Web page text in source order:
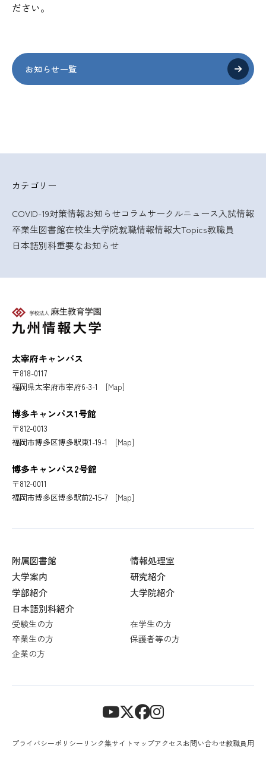
ださい。
お知らせ一覧
カテゴリー
COVID-19対策情報お知らせコラムサークルニュース入試情報
卒業生図書館在校生大学院就職情報情報大Topics教職員
日本語別科重要なお知らせ
太宰府キャンパス
〒818-0117
福岡県太宰府市宰府6-3-1 [Map]
博多キャンパス1号館
〒812-0013
福岡市博多区博多駅東1-19-1 [Map]
博多キャンパス2号館
〒812-0011
福岡市博多区博多駅前2-15-7 [Map]
附属図書館
情報処理室
大学案内
研究紹介
学部紹介
大学院紹介
日本語別科紹介
受験生の方
在学生の方
卒業生の方
保護者等の方
企業の方
プライバシーポリシー リンク集サイトマップアクセスお問い合わせ教職員用